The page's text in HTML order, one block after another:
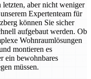
aber nicht weniger
Expertenteam für
können Sie sicher
aufgebaut werden. Ob
Wohnraumlösungen
montieren es
ein bewohnbares
müssen.